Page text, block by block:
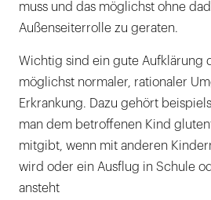
muss und das möglichst ohne
Außenseiterrolle zu geraten.
Wichtig sind ein gute Aufklärung
möglichst normaler, rationaler
Erkrankung. Dazu gehört
man dem betroffenen Kind
mitgibt, wenn mit anderen
wird oder ein Ausflug in Schule
ansteht